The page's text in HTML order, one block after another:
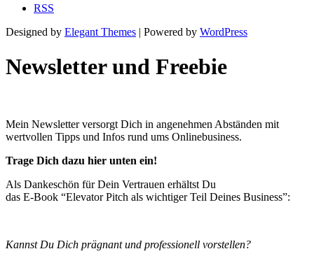
RSS
Designed by Elegant Themes | Powered by WordPress
Newsletter und Freebie
Mein Newsletter versorgt Dich in angenehmen Abständen mit
wertvollen Tipps und Infos rund ums Onlinebusiness.
Trage Dich dazu hier unten ein!
Als Dankeschön für Dein Vertrauen erhältst Du
das E-Book “Elevator Pitch als wichtiger Teil Deines Business”:
Kannst Du Dich prägnant und professionell vorstellen?